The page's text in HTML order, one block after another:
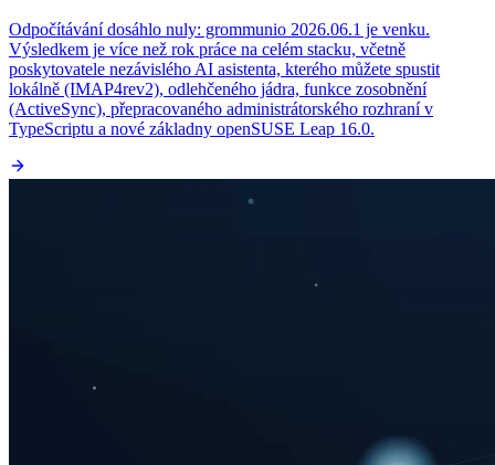
Odpočítávání dosáhlo nuly: grommunio 2026.06.1 je venku.
Výsledkem je více než rok práce na celém stacku, včetně
poskytovatele nezávislého AI asistenta, kterého můžete spustit
lokálně (IMAP4rev2), odlehčeného jádra, funkce zosobnění
(ActiveSync), přepracovaného administrátorského rozhraní v
TypeScriptu a nové základny openSUSE Leap 16.0.